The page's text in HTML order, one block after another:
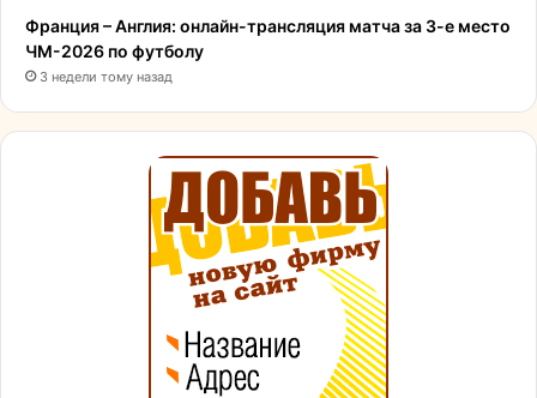
Франция – Англия: онлайн-трансляция матча за 3-е место
ЧМ-2026 по футболу
3 недели тому назад